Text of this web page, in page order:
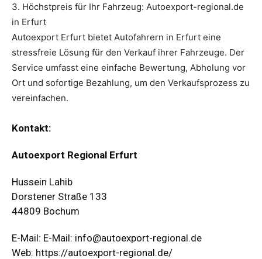
3. Höchstpreis für Ihr Fahrzeug: Autoexport-regional.de
in Erfurt
Autoexport Erfurt bietet Autofahrern in Erfurt eine
stressfreie Lösung für den Verkauf ihrer Fahrzeuge. Der
Service umfasst eine einfache Bewertung, Abholung vor
Ort und sofortige Bezahlung, um den Verkaufsprozess zu
vereinfachen.
Kontakt:
Autoexport Regional Erfurt
Hussein Lahib
Dorstener Straße 133
44809 Bochum
E-Mail: E-Mail: info@autoexport-regional.de
Web: https://autoexport-regional.de/